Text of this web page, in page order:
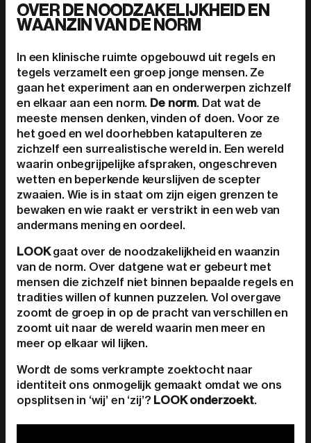
OVER DE NOODZAKELIJKHEID EN
WAANZIN VAN DE NORM
In een klinische ruimte opgebouwd uit regels en
tegels verzamelt een groep jonge mensen. Ze
gaan het experiment aan en onderwerpen zichzelf
en elkaar aan een norm. De norm. Dat wat de
meeste mensen denken, vinden of doen. Voor ze
het goed en wel doorhebben katapulteren ze
zichzelf een surrealistische wereld in. Een wereld
waarin onbegrijpelijke afspraken, ongeschreven
wetten en beperkende keurslijven de scepter
zwaaien. Wie is in staat om zijn eigen grenzen te
bewaken en wie raakt er verstrikt in een web van
andermans mening en oordeel.
LOOKgaat over de noodzakelijkheid en waanzin
van de norm. Over datgene wat er gebeurt met
mensen die zichzelf niet binnen bepaalde regels en
tradities willen of kunnen puzzelen. Vol overgave
zoomt de groep in op de pracht van verschillen en
zoomt uit naar de wereld waarin men meer en
meer op elkaar wil lijken.
Wordt de soms verkrampte zoektocht naar
identiteit ons onmogelijk gemaakt omdat we ons
opsplitsen in ‘wij’ en ‘zij’? LOOK onderzoekt.